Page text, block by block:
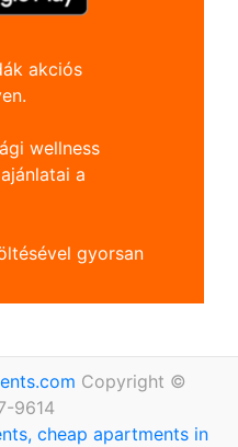
akciós
wellness
a
gyorsan
Copyright ©
9614
cheap apartments in